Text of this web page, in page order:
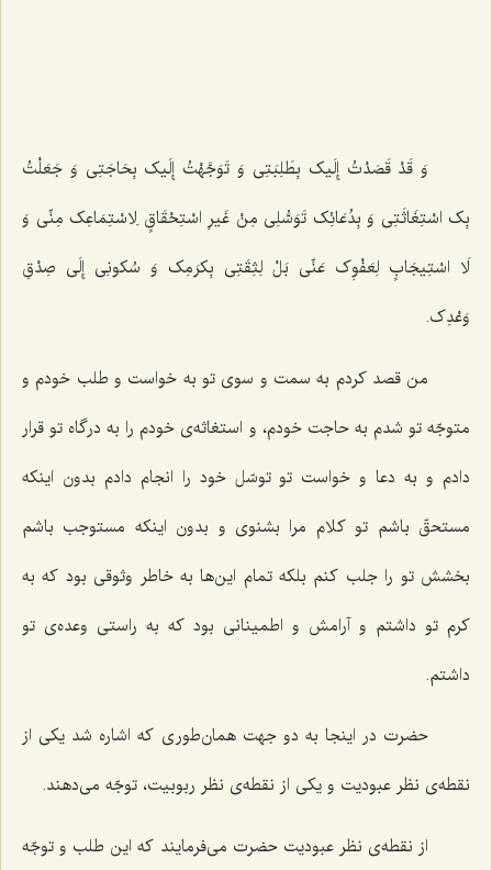
وَ قَدْ قَصَدْتُ إِلَیک بِطَلِبَتِى وَ تَوَجَّهْتُ إِلَیک بِحَاجَتِى وَ جَعَلْتُ
بِک اسْتِغَاثَتِى وَ بِدُعَائِک تَوَسُّلِى مِنْ غَیرِ اسْتِحْقَاقٍ لِاسْتِمَاعِک مِنِّى وَ
لَا اسْتِیجَابٍ لِعَفْوِک عَنِّى بَلْ لِثِقَتِى بِکرَمِک وَ سُکونِى إِلَى صِدْقِ
وَعْدِک‌.
من قصد کردم به سمت و سوی تو به خواست و طلب خودم و
متوجّه تو شدم به حاجت خودم، و استغاثه‌ی خودم را به درگاه تو قرار
دادم و به دعا و خواست تو توسّل خود را انجام دادم بدون اینکه
مستحقّ باشم تو کلام مرا بشنوی و بدون اینکه مستوجب باشم
بخشش تو را جلب کنم بلکه تمام این‌ها به خاطر وثوقی بود که به
کرم تو داشتم و آرامش و اطمینانی بود که به راستی وعده‌ی تو
داشتم.
حضرت در اینجا به دو جهت همان‌طوری که اشاره شد یکی از
نقطه‌ی نظر عبودیت و یکی از نقطه‌ی نظر ربوبیت، توجّه می‌دهند.
از نقطه‌ی نظر عبودیت حضرت می‌فرمایند که این طلب و توجّه